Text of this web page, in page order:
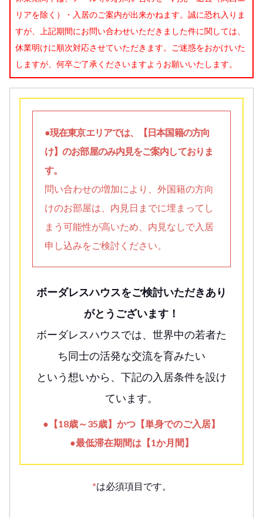
リアを除く）・入居のご案内が出来かねます。誠に恐れ入りま
すが、上記期間にお問い合わせいただきました件に関しては、
休業明けに順次対応させていただきます。ご迷惑をおかけいた
しますが、何卒ご了承くださいますようお願いいたします。
●現在東京エリアでは、【日本国籍の方向
け】のお部屋のみ内見をご案内しておりま
す。
問い合わせの増加により、外国籍の方向
けのお部屋は、内見日までに埋まってし
まう可能性が高いため、内見なしで入居
申し込みをご検討ください。
ボーダレスハウスをご検討いただきあり
がとうございます！
ボーダレスハウスでは、世界中の若者た
ち同士の活発な交流を育みたい
という想いから、下記の入居条件を設け
ています。
●【18歳～35歳】かつ【単身でのご入居】
●最低滞在期間は【1か月間】
*は必須項目です。